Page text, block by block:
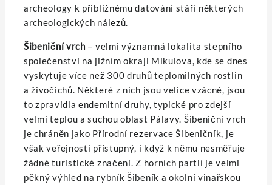
archeology k přibližnému datování stáří některých
archeologických nálezů.
Šibeniční vrch – velmi významná lokalita stepního
společenství na jižním okraji Mikulova, kde se dnes
vyskytuje více než 300 druhů teplomilných rostlin
a živočichů. Některé z nich jsou velice vzácné, jsou
to zpravidla endemitní druhy, typické pro zdejší
velmi teplou a suchou oblast Pálavy. Šibeniční vrch
je chráněn jako Přírodní rezervace Šibeničník, je
však veřejnosti přístupný, i když k němu nesměřuje
žádné turistické značení. Z horních partií je velmi
pěkný výhled na rybník Šibeník a okolní vinařskou